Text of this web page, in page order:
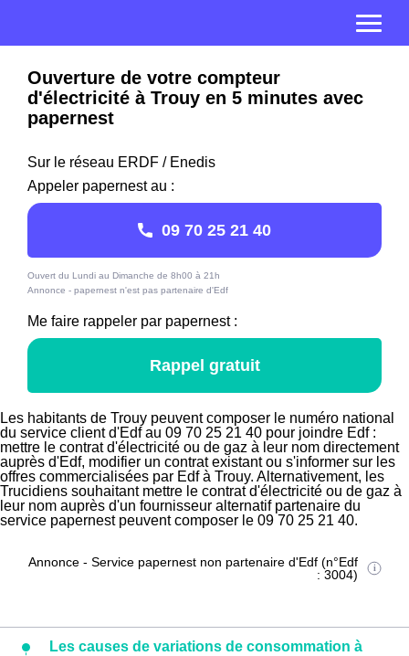
Ouverture de votre compteur
d'électricité à Trouy en 5 minutes avec
papernest
Sur le réseau ERDF / Enedis
Appeler papernest au :
09 70 25 21 40
Ouvert du Lundi au Dimanche de 8h00 à 21h
Annonce - papernest n'est pas partenaire d'Edf
Me faire rappeler par papernest :
Rappel gratuit
Les habitants de Trouy peuvent composer le numéro national
du service client d'Edf au 09 70 25 21 40 pour joindre Edf :
mettre le contrat d'électricité ou de gaz à leur nom directement
auprès d'Edf, modifier un contrat existant ou s'informer sur les
offres commercialisées par Edf à Trouy. Alternativement, les
Trucidiens souhaitant mettre le contrat d'électricité ou de gaz à
leur nom auprès d'un fournisseur alternatif partenaire du
service papernest peuvent composer le 09 70 25 21 40.
Annonce - Service papernest non partenaire d'Edf (n°Edf
: 3004)
Les causes de variations de consommation à